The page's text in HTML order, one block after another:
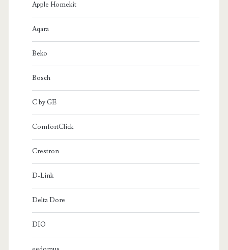
Apple Homekit
Aqara
Beko
Bosch
C by GE
ComfortClick
Crestron
D-Link
Delta Dore
DIO